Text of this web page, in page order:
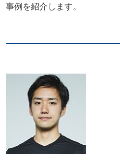
事例を紹介します。